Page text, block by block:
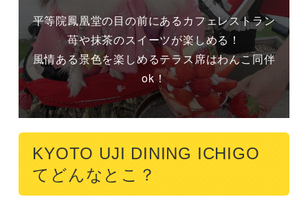
平等院鳳凰堂の目の前にあるカフェレストラン
苺や抹茶のスイーツが楽しめる！
風情ある景色を楽しめるテラス席はわんこ同伴
ok！
KYOTO UJI DINING ICHIGO
てどんなとこ？